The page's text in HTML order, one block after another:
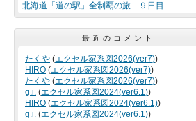
北海道「道の駅」全制覇の旅 ９日目
最近のコメント
たくや (エクセル家系図2026(ver7))
HIRO (エクセル家系図2026(ver7))
たくや (エクセル家系図2026(ver7))
g.i. (エクセル家系図2024(ver6.1))
HIRO (エクセル家系図2024(ver6.1))
g.i. (エクセル家系図2024(ver6.1))